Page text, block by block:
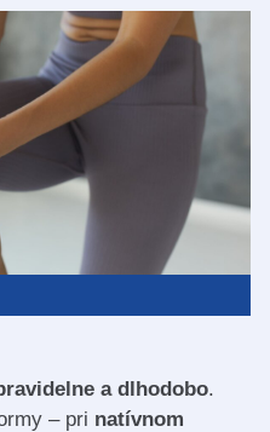
a dlhodobo.
– pri natívnom